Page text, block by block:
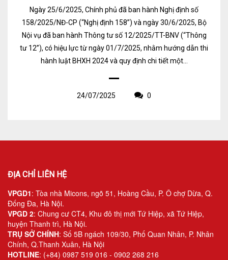
Ngày 25/6/2025, Chính phủ đã ban hành Nghị định số
158/2025/NĐ-CP (“Nghị định 158”) và ngày 30/6/2025, Bộ
Nội vụ đã ban hành Thông tư số 12/2025/TT-BNV (“Thông
tư 12”), có hiệu lực từ ngày 01/7/2025, nhằm hướng dẫn thi
hành luật BHXH 2024 và quy định chi tiết một...
24/07/2025 0
ĐỊA CHỈ LIÊN HỆ
VPGD1: Tòa nhà Micons, ngõ 51, Hoàng Cầu, P. Ô chợ Dừa, Q.
Đống Đa, Hà Nội.
VPGD 2: Chung cư CT4, Khu đô thị mới Tứ Hiệp, xã Tứ Hiệp,
huyện Thanh trì, Hà Nội.
TRỤ SỞ CHÍNH: Số 5B ngách 109/30, Phố Quan Nhân, P. Nhân
Chính, Q.Thanh Xuân, Hà Nội
HOTLINE: (+84) 0987 519 016 - 0902 268 216